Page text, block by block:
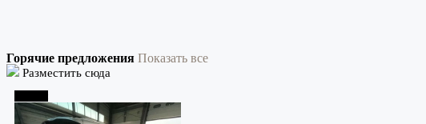
Горячие предложения Показать все
Разместить сюда